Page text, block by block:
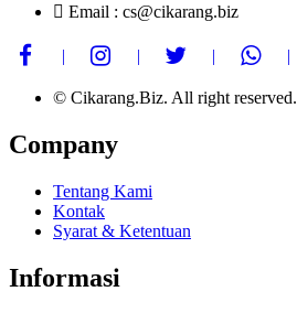
Email : cs@cikarang.biz
© Cikarang.Biz. All right reserved.
Company
Tentang Kami
Kontak
Syarat & Ketentuan
Informasi